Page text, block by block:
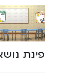
פינת